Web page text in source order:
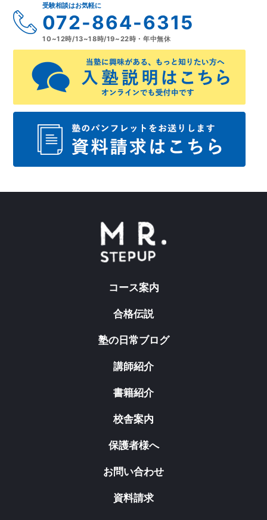
受験相談はお気軽に
072-864-6315
10~12時/13~18時/19~22時・年中無休
コース案内
合格伝説
塾の日常ブログ
講師紹介
書籍紹介
校舎案内
保護者様へ
お問い合わせ
資料請求